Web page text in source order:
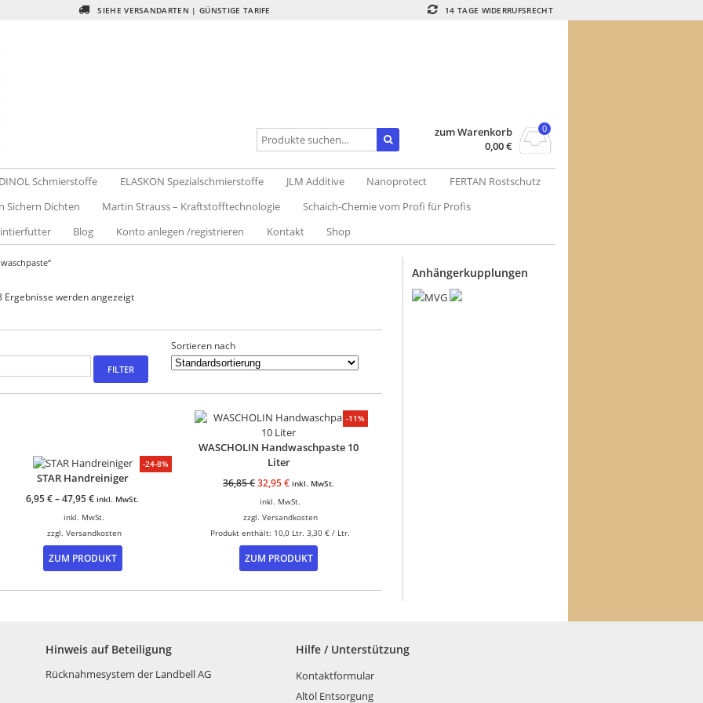
SIEHE VERSANDARTEN | GÜNSTIGE TARIFE 14 TAGE WIDERRUFSRECHT
zum Warenkorb
0,00€
0
Schmierstoffe ELASKON Spezialschmierstoffe JLM Additive Nanoprotect
FERTAN Rostschutz
Sichern Dichten Martin Strauss – Kraftstofftechnologie
Schaich-Chemie vom Profi für Profis
Blog Konto anlegen /registrieren Kontakt Shop
Ergebnisse werden angezeigt
FILTER
Sortieren nach
-24-8%
STAR Handreiniger
6,95€–47,95€ inkl. MwSt.
inkl. MwSt.
zzgl. Versandkosten
ZUM PRODUKT
Dieses
mehrere
Optionen
auf
-11%
WASCHOLIN Handwaschpaste 10
Liter
36,85€Ursprünglicher
Preis
32,95€Aktueller
Preis
inkl. MwSt.
inkl. MwSt.
zzgl. Versandkosten
Produkt enthält: 10,0 Ltr. 3,30€ / Ltr.
ZUM PRODUKT
Anhängerkupplungen
Hinweis auf Beteiligung
Rücknahmesystem der Landbell AG
Hilfe / Unterstützung
Kontaktformular
Altöl Entsorgung